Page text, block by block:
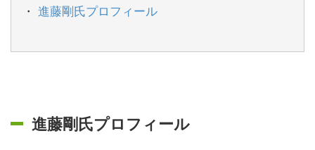
進藤剛氏プロフィール
進藤剛氏プロフィール